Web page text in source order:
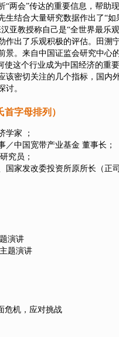
“两会”传达的重要信息，帮助
生结合大量研究数据作出了“
亚教授称自己是“全世界最乐
作出了乐观积极的评估。田溯
景。来自中国证监会研究中心
使这个行业成为中国经济的重
该密切关注的几个指标，国内
讨。
字母排列）
学家 ；
／中国宽带产业基金 董事长；
究员；
国家发改委投资所原所长（正
演讲
题演讲
危机，应对挑战